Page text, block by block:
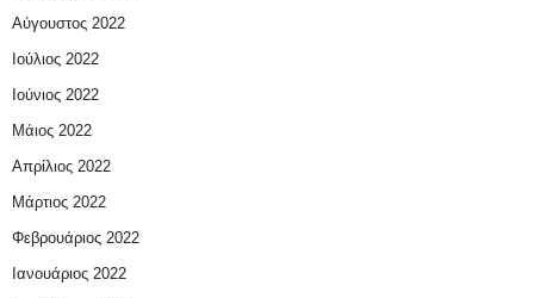
Αύγουστος 2022
Ιούλιος 2022
Ιούνιος 2022
Μάιος 2022
Απρίλιος 2022
Μάρτιος 2022
Φεβρουάριος 2022
Ιανουάριος 2022